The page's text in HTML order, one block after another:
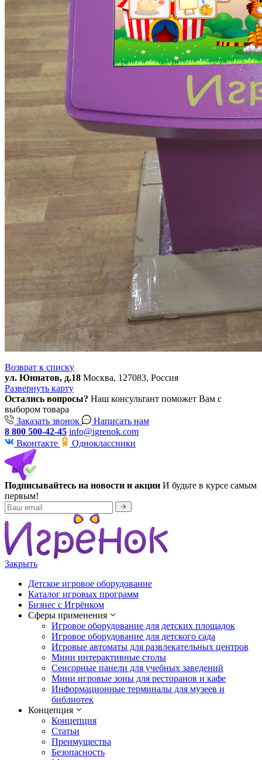
Возврат к списку
ул. Юннатов, д.18 Москва, 127083, Россия
Развернуть карту
Остались вопросы? Наш консультант поможет Вам с
выбором товара
Заказать звонок
Написать нам
8 800 500-42-45 info@igrenok.com
Вконтакте
Одноклассники
Подписывайтесь на новости и акции И будьте в курсе самым
первым!
Закрыть
Детское игровое оборудование
Каталог игровых программ
Бизнес с Игрёнком
Сферы применения
Игровое оборудование для детских площадок
Игровое оборудование для детского сада
Игровые автоматы для развлекательных центров
Мини интерактивные столы
Сенсорные панели для учебных заведений
Мини игровые зоны для ресторанов и кафе
Информационные терминалы для музеев и
библиотек
Концепция
Концепция
Статьи
Преимущества
Безопасность